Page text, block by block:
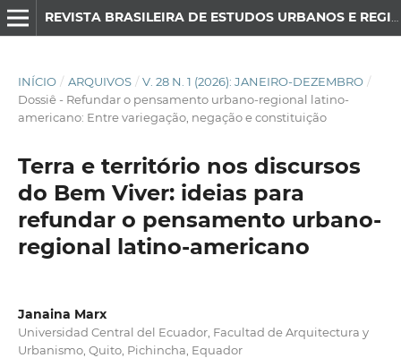
INÍCIO / ARQUIVOS / V. 28 N. 1 (2026): JANEIRO-DEZEMBRO /
Dossiê - Refundar o pensamento urbano-regional latino-
americano: Entre variegação, negação e constituição
Terra e território nos discursos
do Bem Viver: ideias para
refundar o pensamento urbano-
regional latino-americano
Janaina Marx
Universidad Central del Ecuador, Facultad de Arquitectura y
Urbanismo, Quito, Pichincha, Equador